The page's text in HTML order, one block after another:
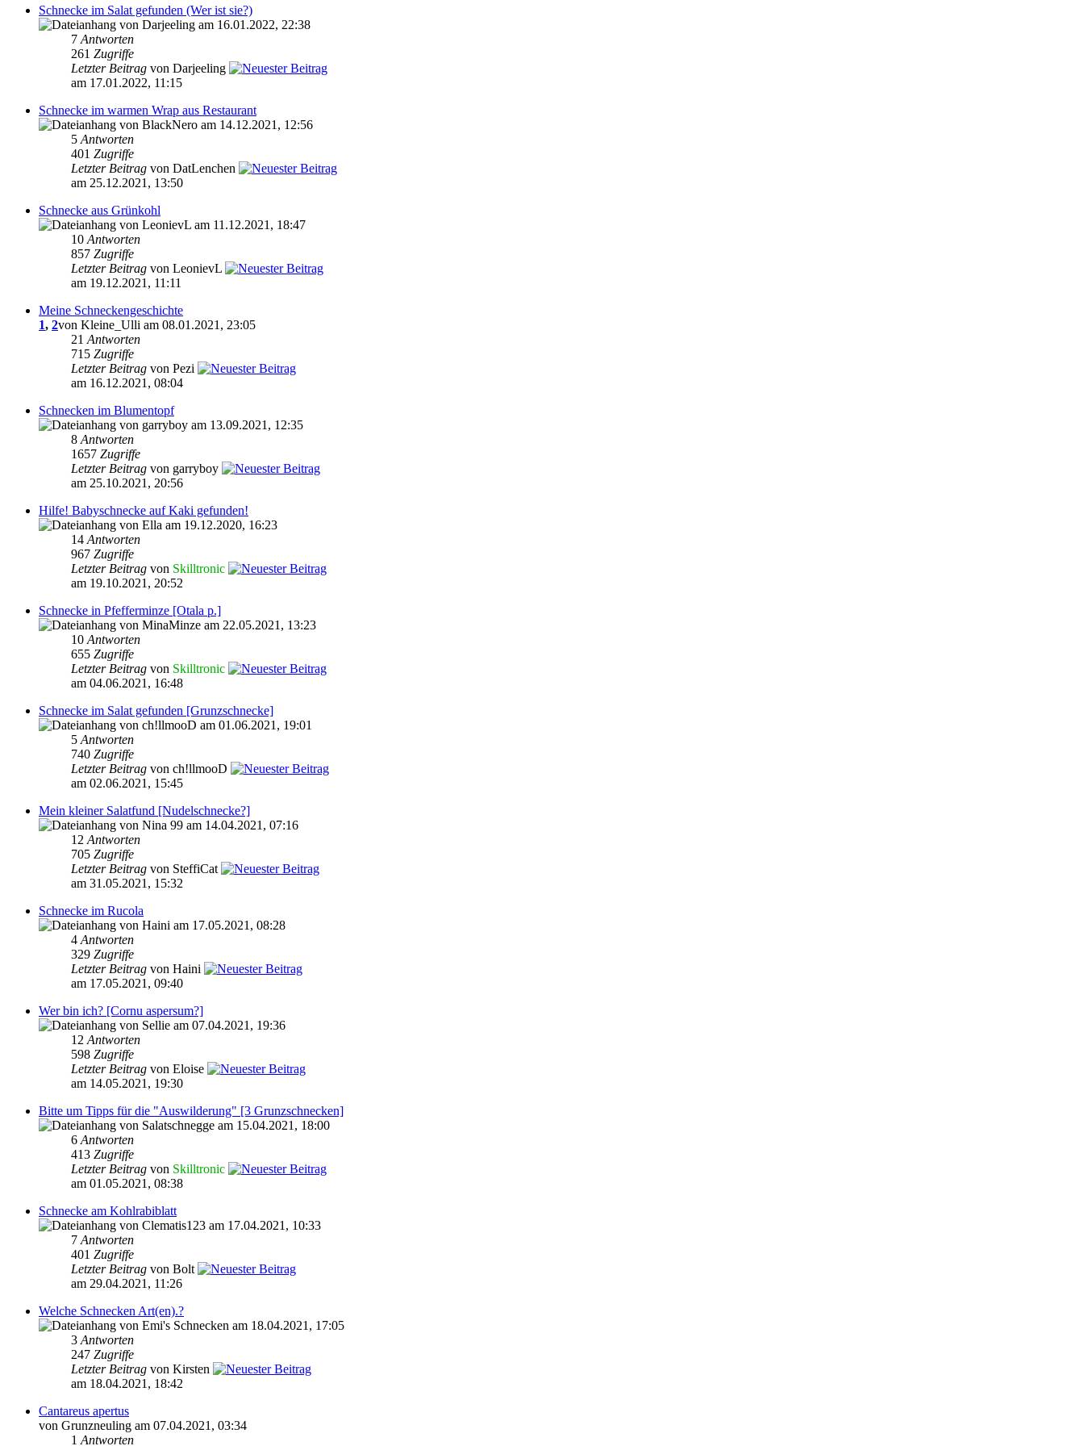
Schnecke im Salat gefunden (Wer ist sie?)
von Darjeeling am 16.01.2022, 22:38
7 Antworten
261 Zugriffe
Letzter Beitrag von Darjeeling
am 17.01.2022, 11:15
Schnecke im warmen Wrap aus Restaurant
von BlackNero am 14.12.2021, 12:56
5 Antworten
401 Zugriffe
Letzter Beitrag von DatLenchen
am 25.12.2021, 13:50
Schnecke aus Grünkohl
von LeonievL am 11.12.2021, 18:47
10 Antworten
857 Zugriffe
Letzter Beitrag von LeonievL
am 19.12.2021, 11:11
Meine Schneckengeschichte
1, 2von Kleine_Ulli am 08.01.2021, 23:05
21 Antworten
715 Zugriffe
Letzter Beitrag von Pezi
am 16.12.2021, 08:04
Schnecken im Blumentopf
von garryboy am 13.09.2021, 12:35
8 Antworten
1657 Zugriffe
Letzter Beitrag von garryboy
am 25.10.2021, 20:56
Hilfe! Babyschnecke auf Kaki gefunden!
von Ella am 19.12.2020, 16:23
14 Antworten
967 Zugriffe
Letzter Beitrag von Skilltronic
am 19.10.2021, 20:52
Schnecke in Pfefferminze [Otala p.]
von MinaMinze am 22.05.2021, 13:23
10 Antworten
655 Zugriffe
Letzter Beitrag von Skilltronic
am 04.06.2021, 16:48
Schnecke im Salat gefunden [Grunzschnecke]
von ch!llmooD am 01.06.2021, 19:01
5 Antworten
740 Zugriffe
Letzter Beitrag von ch!llmooD
am 02.06.2021, 15:45
Mein kleiner Salatfund [Nudelschnecke?]
von Nina 99 am 14.04.2021, 07:16
12 Antworten
705 Zugriffe
Letzter Beitrag von SteffiCat
am 31.05.2021, 15:32
Schnecke im Rucola
von Haini am 17.05.2021, 08:28
4 Antworten
329 Zugriffe
Letzter Beitrag von Haini
am 17.05.2021, 09:40
Wer bin ich? [Cornu aspersum?]
von Sellie am 07.04.2021, 19:36
12 Antworten
598 Zugriffe
Letzter Beitrag von Eloise
am 14.05.2021, 19:30
Bitte um Tipps für die "Auswilderung" [3 Grunzschnecken]
von Salatschnegge am 15.04.2021, 18:00
6 Antworten
413 Zugriffe
Letzter Beitrag von Skilltronic
am 01.05.2021, 08:38
Schnecke am Kohlrabiblatt
von Clematis123 am 17.04.2021, 10:33
7 Antworten
401 Zugriffe
Letzter Beitrag von Bolt
am 29.04.2021, 11:26
Welche Schnecken Art(en).?
von Emi's Schnecken am 18.04.2021, 17:05
3 Antworten
247 Zugriffe
Letzter Beitrag von Kirsten
am 18.04.2021, 18:42
Cantareus apertus
von Grunzneuling am 07.04.2021, 03:34
1 Antworten